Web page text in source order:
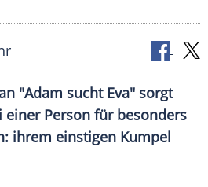
"Adam sucht Eva" sorgt
Person für besonders
: ihrem einstigen Kumpel